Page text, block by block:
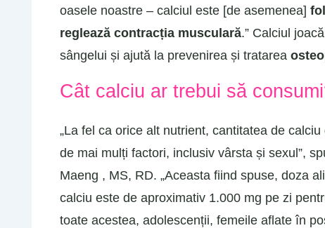
oasele noastre – calciul este [de asemenea]
reglează contracția musculară.” Calciul
sângelui și ajută la prevenirea și tratarea
Cât calciu ar trebui să
„La fel ca orice alt nutrient, cantitatea de
de mai mulți factori, inclusiv vârsta și sexul”,
Maeng , MS, RD. „Aceasta fiind spuse, doza
calciu este de aproximativ 1.000 mg pe zi
toate acestea, adolescenții, femeile aflate în